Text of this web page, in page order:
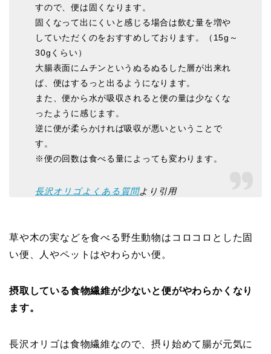
すので、便は固くなります。
固くなって出にくいと感じる場合は飲む量を増や
していただくのをおすすめしております。（15g～
30gくらい）
大腸表面にムチンというぬるぬるした層が出来れ
ば、便はするっと出るようになります。
また、便から水が吸収されると便の量は少なくな
ったように感じます。
逆に便が柔らかければ吸収が悪いということで
す。
※便の回数は食べる量によっても変わります。
長沢オリゴよくある質問より引用
草や木の実などを食べる野生動物はコロコロとした固
い便、人やペットはやわらかい便。
摂取している食物繊維が少ないと便がやわらかくなり
ます。
長沢オリゴは食物繊維なので、摂り始めて腸が元気に